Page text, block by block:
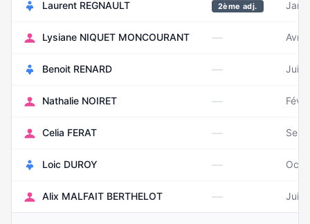
Laurent REGNAULT 2ème adj.
Lysiane NIQUET MONCOURANT — Avril
Benoit RENARD —
Nathalie NOIRET —
Celia FERAT —
Loic DUROY —
Alix MALFAIT BERTHELOT —